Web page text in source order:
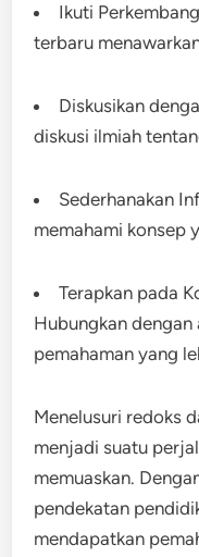
Ikuti
terbaru
Diskusikan
diskusi ilmiah
Sederhanakan
memahami konsep
Terapkan pada
Hubungkan
pemahaman yang
Menelusuri redoks
menjadi suatu
memuaskan.
pendekatan
mendapatkan